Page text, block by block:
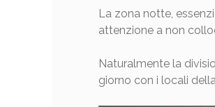
La zona notte,
attenzione a non
Naturalmente la
giorno con i locali